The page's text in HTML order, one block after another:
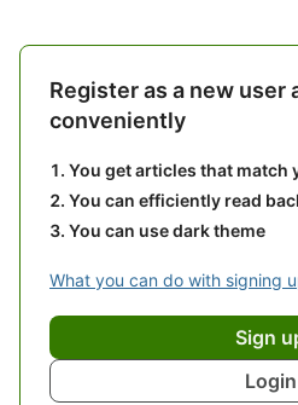
Register as a new user
conveniently
You get articles that match
You can efficiently read
You can use dark theme
What you can do with signing
Sign
Login